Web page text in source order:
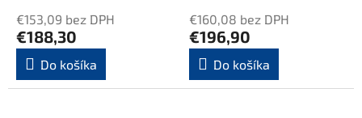
€153,09 bez DPH
€188,30
Do košíka
€160,08 bez DPH
€196,90
Do košíka